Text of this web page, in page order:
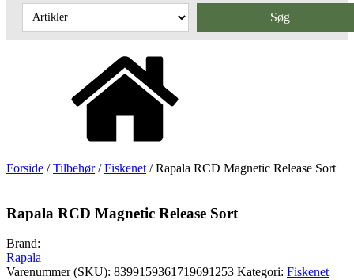
Søg
Forside /Tilbehør/Fiskenet / Rapala RCD Magnetic Release Sort
Rapala RCD Magnetic Release Sort
Brand:
Rapala
Varenummer (SKU): 8399159361719691253 Kategori: Fiskenet